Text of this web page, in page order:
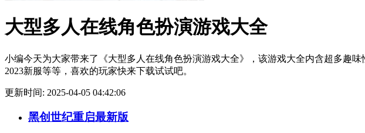
大型多人在线角色扮演游戏大全
小编今天为大家带来了《大型多人在线角色扮演游戏大全》，该游戏大全内含超多趣
2023新服等等，喜欢的玩家快来下载试试吧。
更新时间: 2025-04-05 04:42:06
黑创世纪重启最新版